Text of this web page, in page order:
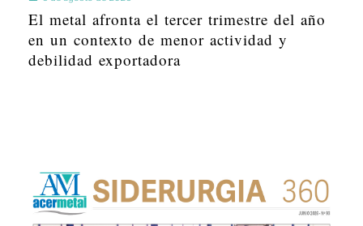
El metal afronta el tercer trimestre del año
en un contexto de menor actividad y
debilidad exportadora